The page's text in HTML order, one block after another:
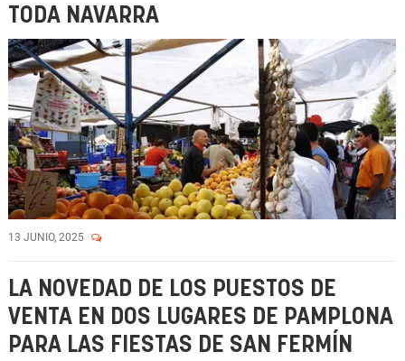
TODA NAVARRA
13 JUNIO, 2025
LA NOVEDAD DE LOS PUESTOS DE
VENTA EN DOS LUGARES DE PAMPLONA
PARA LAS FIESTAS DE SAN FERMÍN